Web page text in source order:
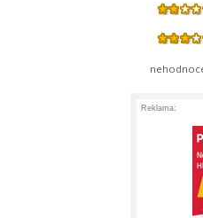
Reklama: